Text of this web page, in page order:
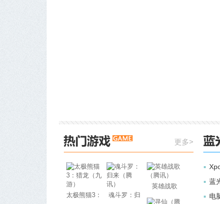
更多>
太极熊猫3：
魂斗罗：归
英雄战歌
（腾讯）
蓝
电